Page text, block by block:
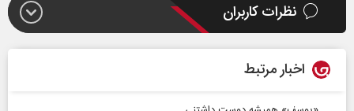
نظرات کاربران
اخبار مرتبط